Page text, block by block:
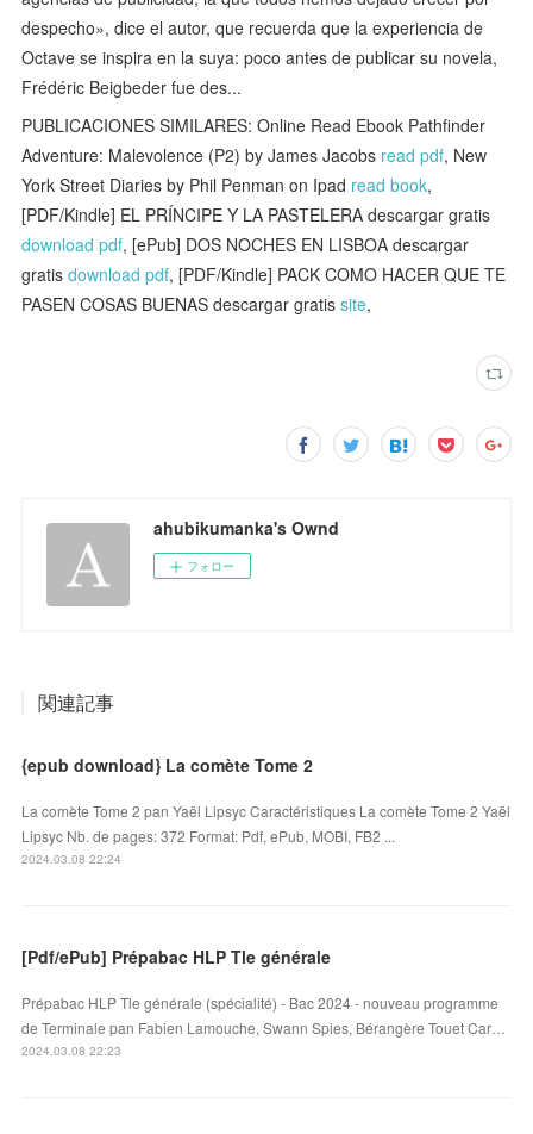
despecho», dice el autor, que recuerda que la experiencia de
Octave se inspira en la suya: poco antes de publicar su novela,
Frédéric Beigbeder fue des...
PUBLICACIONES SIMILARES: Online Read Ebook Pathfinder
Adventure: Malevolence (P2) by James Jacobs read pdf, New
York Street Diaries by Phil Penman on Ipad read book,
[PDF/Kindle] EL PRÍNCIPE Y LA PASTELERA descargar gratis
download pdf, [ePub] DOS NOCHES EN LISBOA descargar
gratisdownload pdf, [PDF/Kindle] PACK COMO HACER QUE TE
PASEN COSAS BUENAS descargar gratissite,
ahubikumanka's Ownd
フォロー
関連記事
{epub download} La comète Tome 2
La comète Tome 2 pan Yaël Lipsyc Caractéristiques La comète Tome 2 Yaël
Lipsyc Nb. de pages: 372 Format: Pdf, ePub, MOBI, FB2 ...
2024.03.08 22:24
[Pdf/ePub] Prépabac HLP Tle générale
Prépabac HLP Tle générale (spécialité) - Bac 2024 - nouveau programme
de Terminale pan Fabien Lamouche, Swann Spies, Bérangère Touet Car…
2024.03.08 22:23